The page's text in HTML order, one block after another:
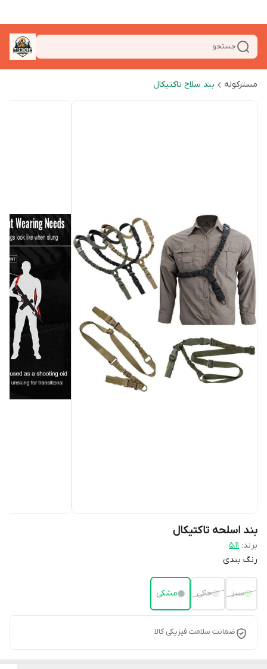
جستجو
مسترکوله بند سلاح تاکتیکال
بند اسلحه تاکتیکال
برند: 5.11
رنگ بندی
سبز خاکی مشکی
ضمانت سلامت فیزیکی کالا